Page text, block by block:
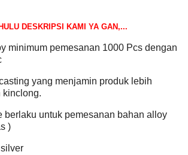
DESKRIPSI KAMI YA GAN,...
minimum pemesanan 1000 Pcs dengan
yang menjamin produk lebih
kinclong.
berlaku untuk pemesanan bahan alloy
)